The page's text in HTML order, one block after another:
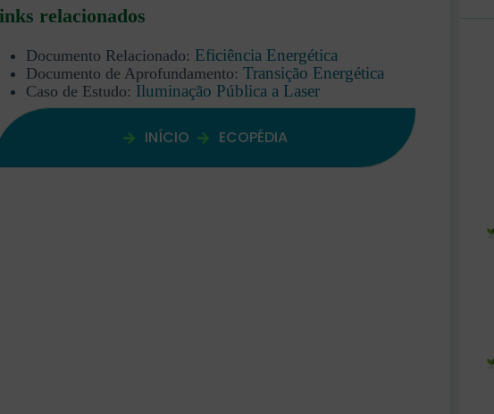
relacionados
Documento Relacionado: Eficiência Energética
Documento de Aprofundamento: Transição Energética
Caso de Estudo: Iluminação Pública a Laser
INÍCIO ECOPÉDIA